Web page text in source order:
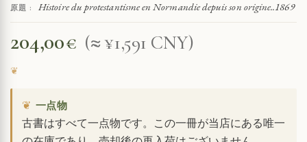
原題 : Histoire du protestantisme en Normandie depuis son origine..1869
204,00€ (≈ ¥1,591 CNY)
❦ 一点物
古書はすべて一点物です。この一冊が当店にある唯一